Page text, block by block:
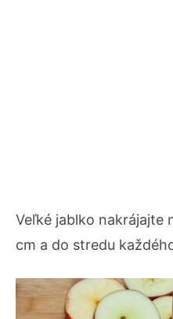
Veľké jablko nakrájajte
cm a do stredu